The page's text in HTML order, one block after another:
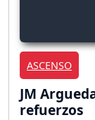
ASCENSO
JM
refuerzos